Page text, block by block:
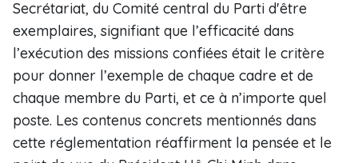
Secrétariat, du Comité central du Parti d'être
exemplaires, signifiant que l’efficacité dans
l’exécution des missions confiées était le critère
pour donner l’exemple de chaque cadre et de
chaque membre du Parti, et ce à n’importe quel
poste. Les contenus concrets mentionnés dans
cette réglementation réaffirment la pensée et le